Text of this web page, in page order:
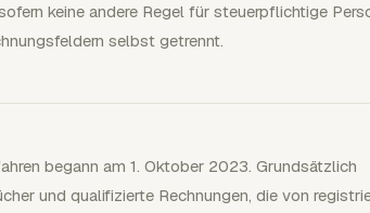
keine andere Regel für steuerpflichtige
selbst getrennt.
begann am 1. Oktober 2023. Grundsätzlich
und qualifizierte Rechnungen, die von